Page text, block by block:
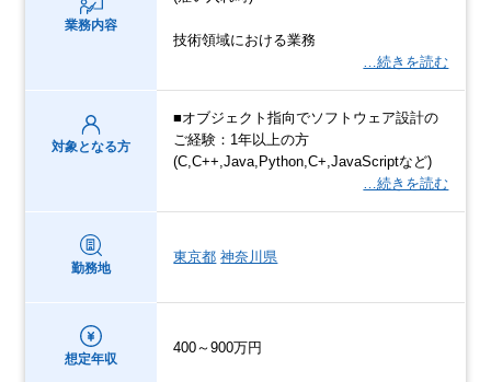
業務内容
技術領域における業務
…続きを読む
対象となる方
■オブジェクト指向でソフトウェア設計の
ご経験：1年以上の方
(C,C++,Java,Python,C+,JavaScriptなど)
…続きを読む
勤務地
東京都 神奈川県
想定年収
400～900万円